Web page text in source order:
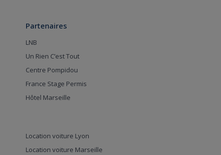
Partenaires
LNB
Un Rien C’est Tout
Centre Pompidou
France Stage Permis
Hôtel Marseille
Location voiture Lyon
Location voiture Marseille